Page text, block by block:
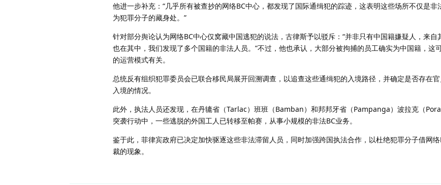
他进一步补充：“几乎所有被查抄的网络BC中心，都发现了国际通缉犯的踪迹，这表明这些场所不仅是非
为犯罪分子的藏身处。”
针对部分舆论认为网络BC中心仅窝藏中国逃犯的说法，古律斯予以驳斥：“并非只有中国籍嫌疑人，来自
也在其中，我们发现了多个国籍的非法人员。”不过，他也承认，大部分被拘捕的员工确实为中国籍，这
的运营模式有关。
总统反有组织犯罪委员会已联合移民局展开回溯调查，以追查这些通缉犯的入境路径，并确定是否存在
入境的情况。
此外，执法人员还发现，在丹辘省（Tarlac）班班（Bamban）和邦邦牙省（Pampanga）波拉克（
突袭行动中，一些逃脱的外国工人已转移至帕赛，从事小规模的非法BC业务。
鉴于此，菲律宾政府已决定加快驱逐这些非法滞留人员，同时加强跨国执法合作，以杜绝犯罪分子借网
裁的现象。